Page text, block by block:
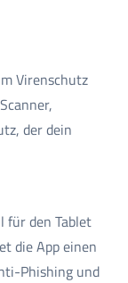
Virenschutz
der dein
für den Tablet
die App einen
Phishing und